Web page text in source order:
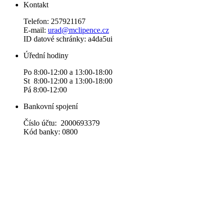
Kontakt
Telefon: 257921167
E-mail: urad@mclipence.cz
ID datové schránky: a4da5ui
Úřední hodiny
Po 8:00-12:00 a 13:00-18:00
St 8:00-12:00 a 13:00-18:00
Pá 8:00-12:00
Bankovní spojení
Číslo účtu: 2000693379
Kód banky: 0800